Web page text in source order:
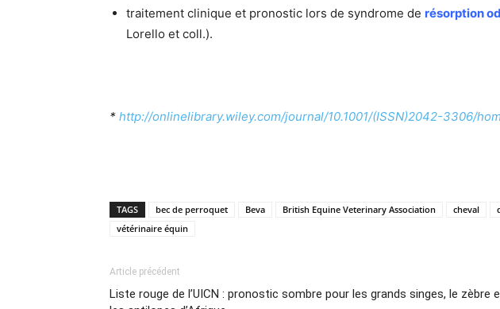
traitement clinique et pronostic lors de syndrome de résorption
Lorello et coll.).
* http://onlinelibrary.wiley.com/journal/10.1001/(ISSN)2042-3306/
TAGS bec de perroquet Beva British Equine Veterinary Association cheval
vétérinaire équin
Article précédent
Liste rouge de l’UICN : pronostic sombre pour les grands singes, le zèbre